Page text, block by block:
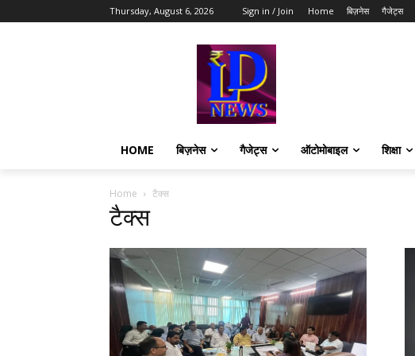
Thursday, August 6, 2026 Sign in / Join Home बिज़नेस गैजेट्स
HOME बिज़नेस गैजेट्स ऑटोमोबाइल शिक्षा
Home टैक्स
टैक्स